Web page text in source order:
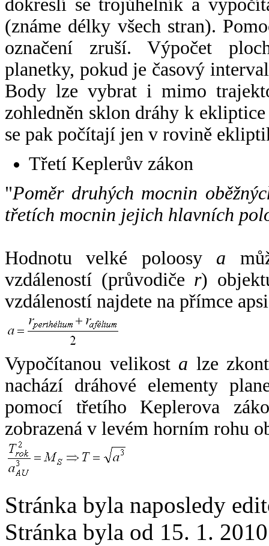
dokreslí se trojúhelník a
(známe délky všech stran).
označení zruší. Výpočet
planetky, pokud je časový
Body lze vybrat i mimo
zohledněn sklon dráhy k
se pak počítají jen v rovině
Třetí Keplerův zákon
"Poměr druhých mocnin
třetích mocnin jejich hlavních
Hodnotu velké poloosy a
vzdáleností (průvodiče r)
vzdáleností najdete na přímce
Vypočítanou velikost a lze
nachází dráhové elementy
pomocí třetího Keplerova
zobrazená v levém horním rohu
Stránka byla naposledy
Stránka byla od 15. 1.